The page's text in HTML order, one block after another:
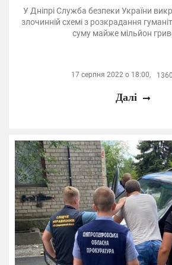
У Дніпрі Служба безпеки України
злочинній схемі з розкрадання
суму майже мільйон
17 серпня 2022 о 18:00,
Далі